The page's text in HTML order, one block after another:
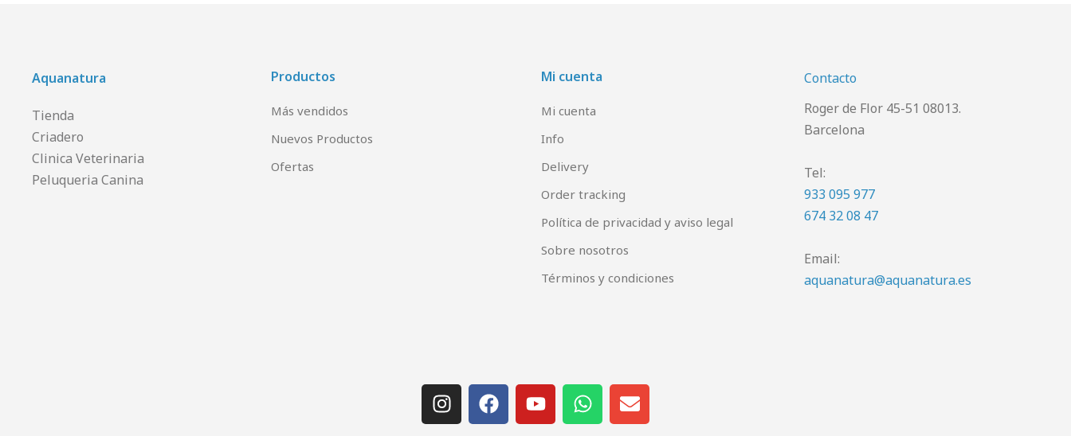
Aquanatura
Tienda
Criadero
Clinica Veterinaria
Peluqueria Canina
Productos
Más vendidos
Nuevos Productos
Ofertas
Mi cuenta
Mi cuenta
Info
Delivery
Order tracking
Política de privacidad y aviso legal
Sobre nosotros
Términos y condiciones
Contacto
Roger de Flor 45-51 08013.
Barcelona
Tel:
933 095 977
674 32 08 47
Email:
aquanatura@aquanatura.es